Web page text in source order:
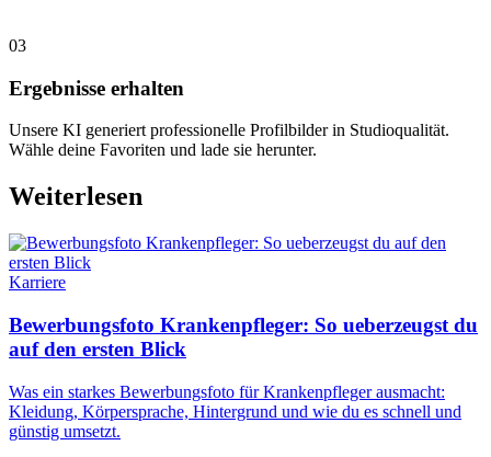
03
Ergebnisse erhalten
Unsere KI generiert professionelle Profilbilder in Studioqualität.
Wähle deine Favoriten und lade sie herunter.
Weiterlesen
Karriere
Bewerbungsfoto Krankenpfleger: So ueberzeugst du
auf den ersten Blick
Was ein starkes Bewerbungsfoto für Krankenpfleger ausmacht:
Kleidung, Körpersprache, Hintergrund und wie du es schnell und
günstig umsetzt.